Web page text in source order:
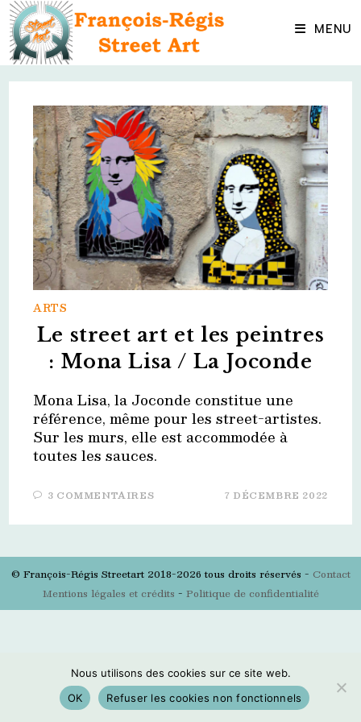
Skip
content MENU
ARTS
Le street art et les peintres
: Mona Lisa / La Joconde
Mona Lisa, la Joconde constitue une
référence, même pour les street-artistes.
Sur les murs, elle est accommodée à
toutes les sauces.
3 COMMENTAIRES 7 DÉCEMBRE 2022
© François-Régis Streetart 2018-2026 tous droits réservés - Contact
Mentions légales et crédits - Politique de confidentialité
Nous utilisons des cookies sur ce site web.
OK
Refuser les cookies non fonctionnels